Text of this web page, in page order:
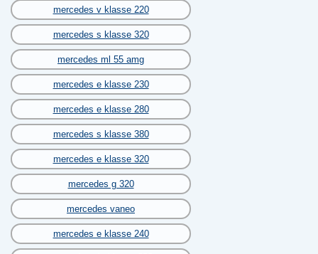
mercedes v klasse 220
mercedes s klasse 320
mercedes ml 55 amg
mercedes e klasse 230
mercedes e klasse 280
mercedes s klasse 380
mercedes e klasse 320
mercedes g 320
mercedes vaneo
mercedes e klasse 240